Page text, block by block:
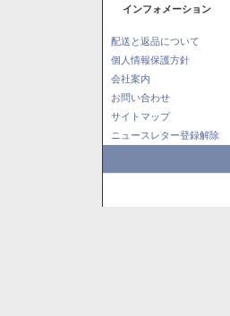
インフォメーション
配送と返品について
個人情報保護方針
会社案内
お問い合わせ
サイトマップ
ニュースレター登録解除